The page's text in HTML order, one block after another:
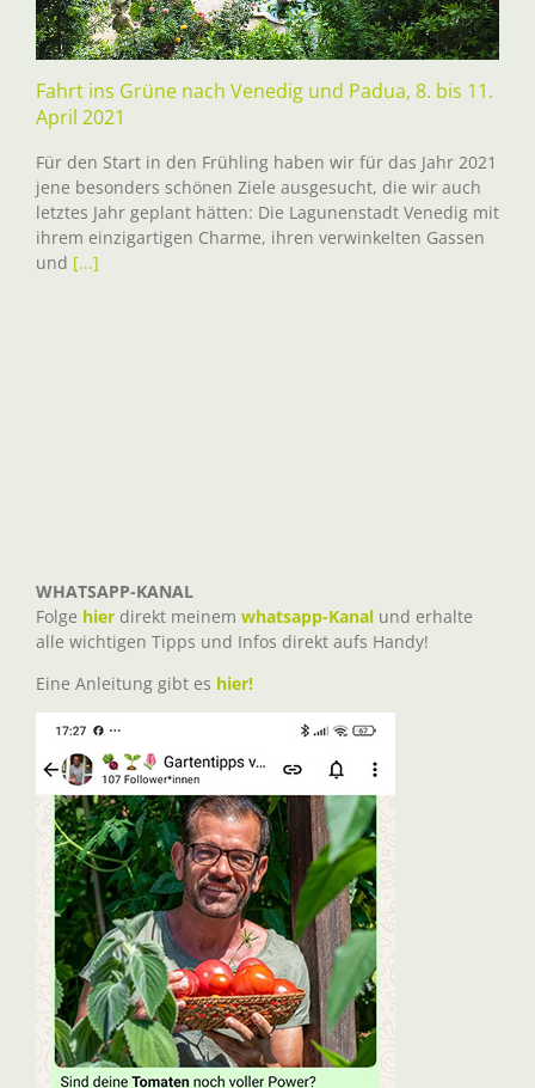
Fahrt ins Grüne nach Venedig und Padua, 8. bis 11.
April 2021
Für den Start in den Frühling haben wir für das Jahr 2021
jene besonders schönen Ziele ausgesucht, die wir auch
letztes Jahr geplant hätten: Die Lagunenstadt Venedig mit
ihrem einzigartigen Charme, ihren verwinkelten Gassen
und [...]
WHATSAPP-KANAL
Folge hier direkt meinem whatsapp-Kanal und erhalte
alle wichtigen Tipps und Infos direkt aufs Handy!
Eine Anleitung gibt es hier!